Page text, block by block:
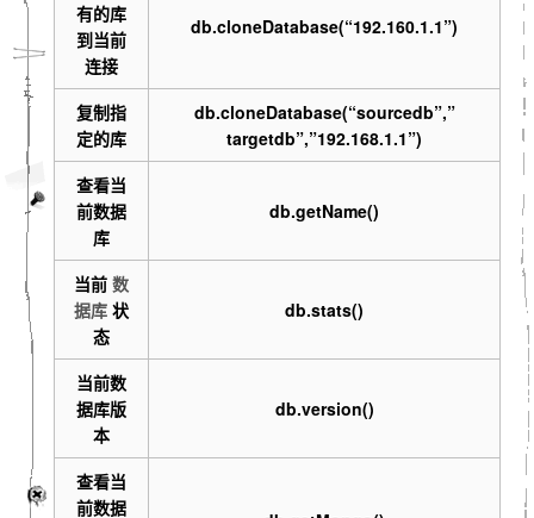
有的库
到当前
连接
db.cloneDatabase(“192.160.1.1”)
复制指
定的库
db.cloneDatabase(“sourcedb”,”
targetdb”,”192.168.1.1”)
查看当
前数据
库
db.getName()
当前 数
据库 状
态
db.stats()
当前数
据库版
本
db.version()
查看当
前数据